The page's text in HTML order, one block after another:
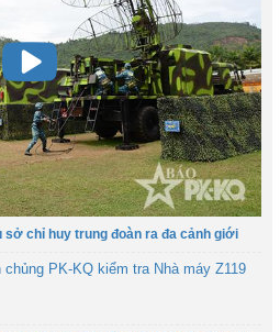
sở chỉ huy trung đoàn ra đa cảnh giới
chủng PK-KQ kiểm tra Nhà máy Z119